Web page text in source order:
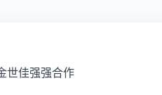
世佳强强合作